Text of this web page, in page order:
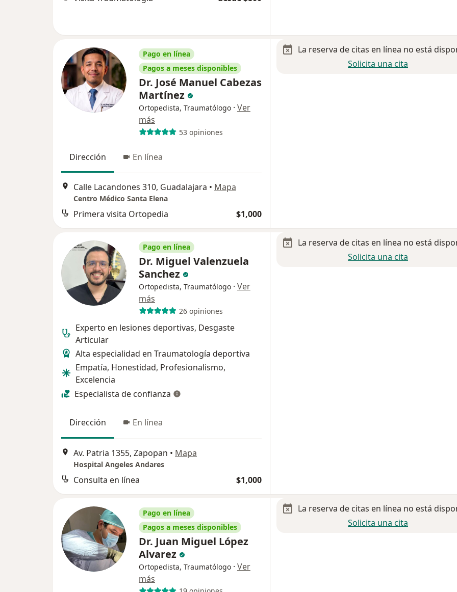
Pago en línea
Pagos a meses disponibles
Dr. José Manuel Cabezas
Martínez
Ortopedista, Traumatólogo · Ver
más
53 opiniones
Dirección En línea
Calle Lacandones 310, Guadalajara • Mapa
Centro Médico Santa Elena
Primera visita Ortopedia $1,000
La reserva de citas en línea no está
Solicita una cita
Pago en línea
Dr. Miguel Valenzuela
Sanchez
Ortopedista, Traumatólogo · Ver
más
26 opiniones
Experto en lesiones deportivas, Desgaste
Articular
Alta especialidad en Traumatología deportiva
Empatía, Honestidad, Profesionalismo,
Excelencia
Especialista de confianza
Dirección En línea
Av. Patria 1355, Zapopan • Mapa
Hospital Angeles Andares
Consulta en línea $1,000
La reserva de citas en línea no está
Solicita una cita
Pago en línea
Pagos a meses disponibles
Dr. Juan Miguel López
Alvarez
Ortopedista, Traumatólogo · Ver
más
La reserva de citas en línea no está
Solicita una cita